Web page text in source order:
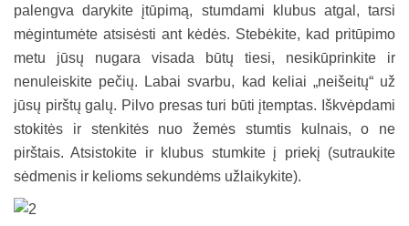
palengva darykite įtūpimą, stumdami klubus atgal, tarsi
mėgintumėte atsisėsti ant kėdės. Stebėkite, kad pritūpimo
metu jūsų nugara visada būtų tiesi, nesikūprinkite ir
nenuleiskite pečių. Labai svarbu, kad keliai „neišeitų“ už
jūsų pirštų galų. Pilvo presas turi būti įtemptas. Iškvėpdami
stokitės ir stenkitės nuo žemės stumtis kulnais, o ne
pirštais. Atsistokite ir klubus stumkite į priekį (sutraukite
sėdmenis ir kelioms sekundėms užlaikykite).